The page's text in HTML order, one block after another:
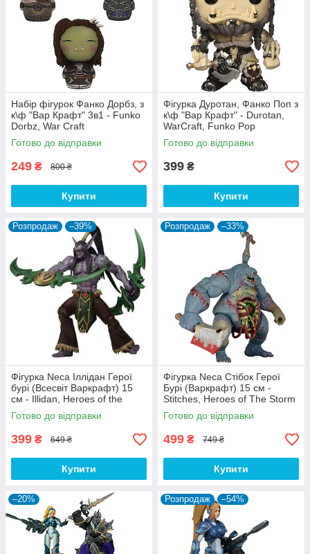
Набір фігурок Фанко Дорбз, з
к\ф "Вар Крафт" 3в1 - Funko
Dorbz, War Craft
Готово до відправки
249 ₴ 800 ₴
Купити
Фігурка Дуротан, Фанко Поп з
к\ф "Вар Крафт" - Durotan,
WarCraft, Funko Pop
Готово до відправки
399 ₴
Купити
Розпродаж –39%
Фігурка Neca Іллідан Герої
бурі (Всесвіт Варкрафт) 15
см - Illidan, Heroes of the
Storm (World Of Warcraft)
Готово до відправки
399 ₴ 649 ₴
Купити
Розпродаж –33%
Фігурка Neca Стібок Герої
Бурі (Варкрафт) 15 см -
Stitches, Heroes of The Storm
(Warcraft)
Готово до відправки
499 ₴ 749 ₴
Купити
–20% Розпродаж –54%